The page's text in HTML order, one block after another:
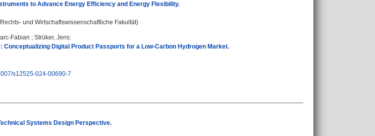
to Advance Energy Efficiency and Energy Flexibility.
und Wirtschaftswissenschaftliche Fakultät)
Fabian ; Strüker, Jens:
Conceptualizing Digital Product Passports for a Low-Carbon Hydrogen Market.
s12525-024-00690-7
Systems Design Perspective.